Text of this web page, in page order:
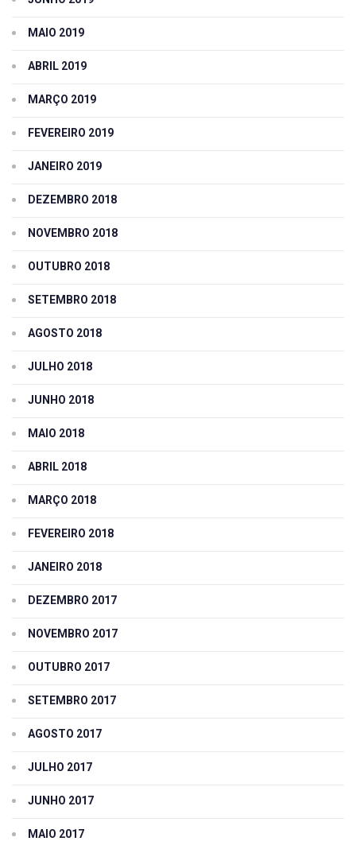
MAIO 2019
ABRIL 2019
MARÇO 2019
FEVEREIRO 2019
JANEIRO 2019
DEZEMBRO 2018
NOVEMBRO 2018
OUTUBRO 2018
SETEMBRO 2018
AGOSTO 2018
JULHO 2018
JUNHO 2018
MAIO 2018
ABRIL 2018
MARÇO 2018
FEVEREIRO 2018
JANEIRO 2018
DEZEMBRO 2017
NOVEMBRO 2017
OUTUBRO 2017
SETEMBRO 2017
AGOSTO 2017
JULHO 2017
JUNHO 2017
MAIO 2017